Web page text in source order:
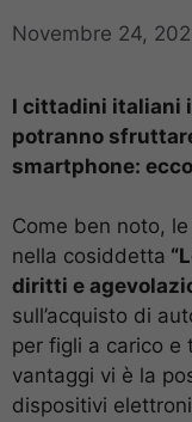
Novembre 24,
I cittadini italiani
potranno
smartphone:
Come ben noto,
nella cosiddetta
diritti e
sull’acquisto di
per figli a carico e
vantaggi vi è la
dispositivi